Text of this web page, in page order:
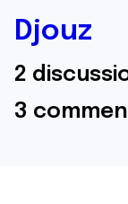
Djouz
2
3